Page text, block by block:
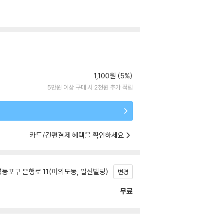
1,100원 (5%)
5만원 이상 구매 시 2천원 추가 적립
카드/간편결제 혜택을 확인하세요
포구 은행로 11(여의도동, 일신빌딩) 변경
무료